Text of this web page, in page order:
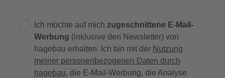
Ich möchte auf mich zugeschnittene E-Mail-
Werbung (inklusive den Newsletter) von
hagebau erhalten. Ich bin mit der Nutzung
meiner personenbezogenen Daten durch
hagebau, die E-Mail-Werbung, die Analyse